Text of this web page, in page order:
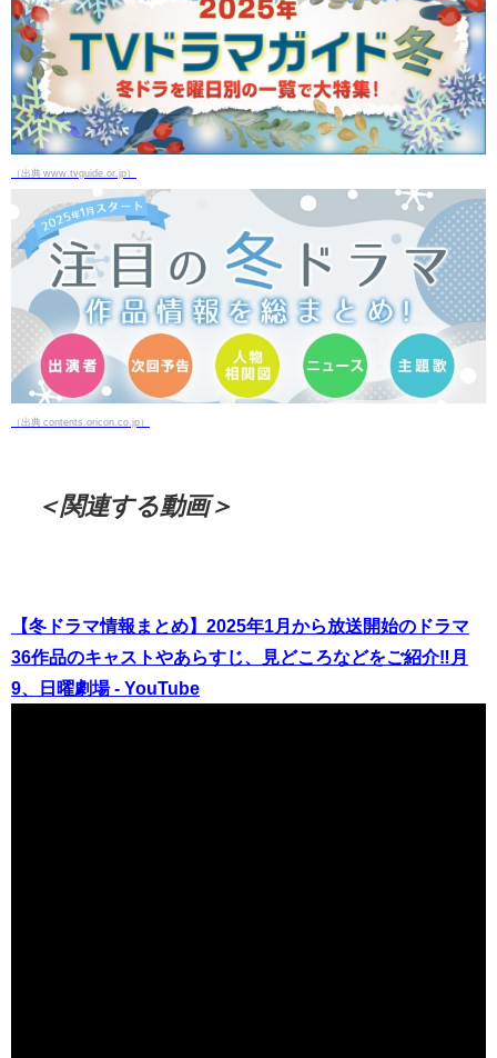
（出典 www.tvguide.or.jp）
（出典 contents.oricon.co.jp）
＜関連する動画＞
【冬ドラマ情報まとめ】2025年1月から放送開始のドラマ
36作品のキャストやあらすじ、見どころなどをご紹介‼月
9、日曜劇場 - YouTube